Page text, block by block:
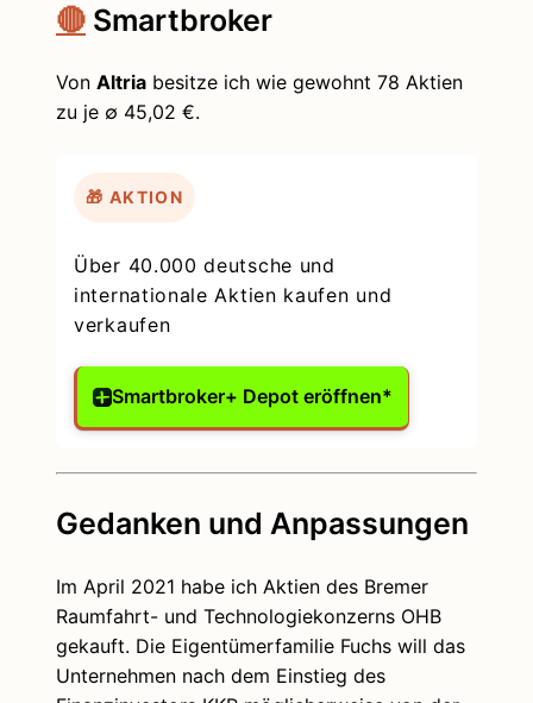
🔴 Smartbroker
Von Altria besitze ich wie gewohnt 78 Aktien
zu je ∅ 45,02 €.
🎁 AKTION
Über 40.000 deutsche und
internationale Aktien kaufen und
verkaufen
Smartbroker+ Depot eröffnen*
Gedanken und Anpassungen
Im April 2021 habe ich Aktien des Bremer
Raumfahrt- und Technologiekonzerns OHB
gekauft. Die Eigentümerfamilie Fuchs will das
Unternehmen nach dem Einstieg des